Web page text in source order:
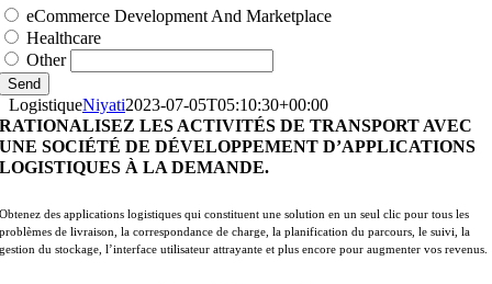
eCommerce Development And Marketplace
Healthcare
Other
Send
LogistiqueNiyati2023-07-05T05:10:30+00:00
RATIONALISEZ LES ACTIVITÉS DE TRANSPORT AVEC
UNE SOCIÉTÉ DE DÉVELOPPEMENT D’APPLICATIONS
LOGISTIQUES À LA DEMANDE.
Obtenez des applications logistiques qui constituent une solution en un seul clic pour tous les
problèmes de livraison, la correspondance de charge, la planification du parcours, le suivi, la
gestion du stockage, l’interface utilisateur attrayante et plus encore pour augmenter vos revenus.